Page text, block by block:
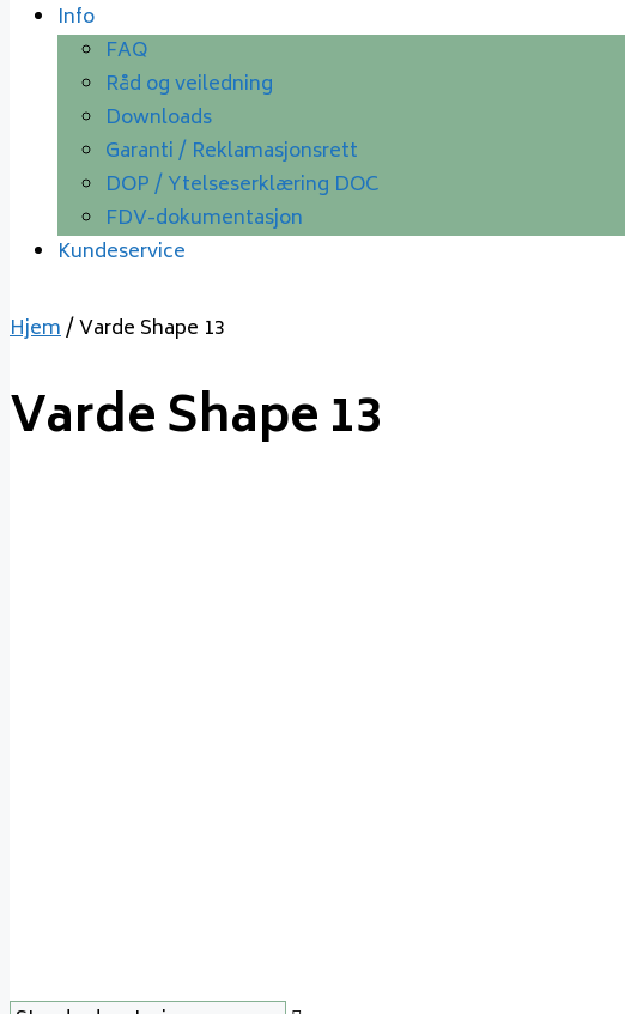
Info
FAQ
Råd og veiledning
Downloads
Garanti / Reklamasjonsrett
DOP / Ytelseserklæring DOC
FDV-dokumentasjon
Kundeservice
Hjem/ Varde Shape 13
Varde Shape 13